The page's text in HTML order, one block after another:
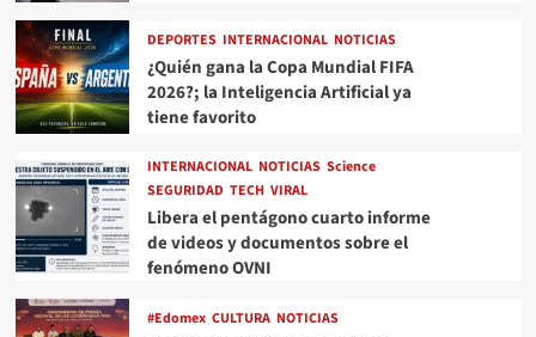
DEPORTES INTERNACIONAL NOTICIAS
¿Quién gana la Copa Mundial FIFA
2026?; la Inteligencia Artificial ya
tiene favorito
INTERNACIONAL NOTICIAS Science
SEGURIDAD TECH VIRAL
Libera el pentágono cuarto informe
de videos y documentos sobre el
fenómeno OVNI
#Edomex CULTURA NOTICIAS